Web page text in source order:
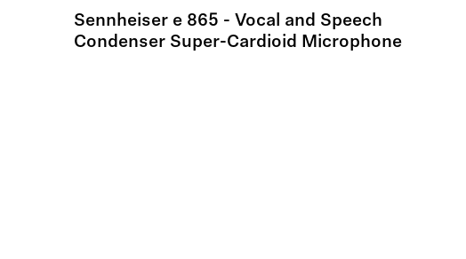
Sennheiser e 865 - Vocal and Speech
Condenser Super-Cardioid Microphone